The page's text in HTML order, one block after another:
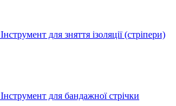
Інструмент для зняття ізоляції (стріпери)
Інструмент для бандажної стрічки